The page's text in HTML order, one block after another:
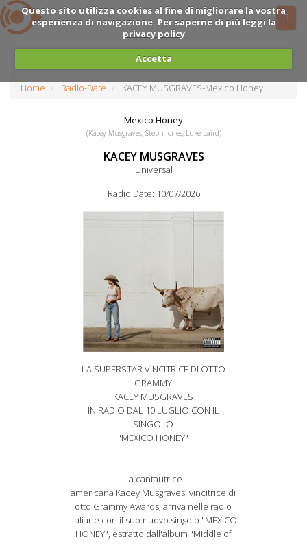
Questo sito utilizza cookies al fine di migliorare la vostra
esperienza di navigazione. Per saperne di più leggi la
privacy policy
Accetta
Home Radio-Date KACEY MUSGRAVES-Mexico Honey
Mexico Honey
(Kacey Musgraves, Steph Jones, Luke Laird)
KACEY MUSGRAVES
Universal
Radio Date: 10/07/2026
LA SUPERSTAR VINCITRICE DI OTTO
GRAMMY
KACEY MUSGRAVES
IN RADIO DAL 10 LUGLIO CON IL
SINGOLO
"MEXICO HONEY"
La cantautrice
americana Kacey Musgraves, vincitrice di
otto Grammy Awards, arriva nelle radio
italiane con il suo nuovo singolo "MEXICO
HONEY", estratto dall'album "Middle of